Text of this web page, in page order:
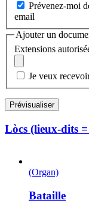
Prévenez-moi
email
Ajouter un
Extensions
Je veux
Lòcs (lieux-dits
(Organ)
Bataille